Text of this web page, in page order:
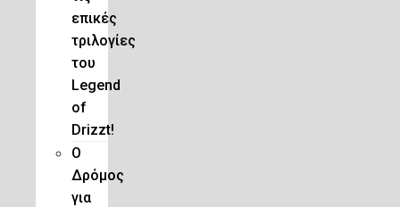
επικές
τριλογίες
του
Legend
of
Drizzt!
O
Δρόμος
για